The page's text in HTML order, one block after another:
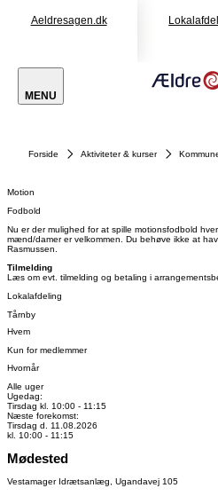
Aeldresagen.dk
MENU
Forside Aktiviteter & kurser
Motion
Fodbold
Nu er der mulighed for at spille motionsfodbold
mænd/damer er velkommen. Du behøve ikke at
Rasmussen.
Tilmelding
Læs om evt. tilmelding og betaling i
Lokalafdeling
Tårnby
Hvem
Kun for medlemmer
Hvornår
Alle uger
Ugedag:
Tirsdag kl. 10:00 - 11:15
Næste forekomst:
Tirsdag d. 11.08.2026
kl. 10:00 - 11:15
Mødested
Vestamager Idrætsanlæg, Ugandavej 105